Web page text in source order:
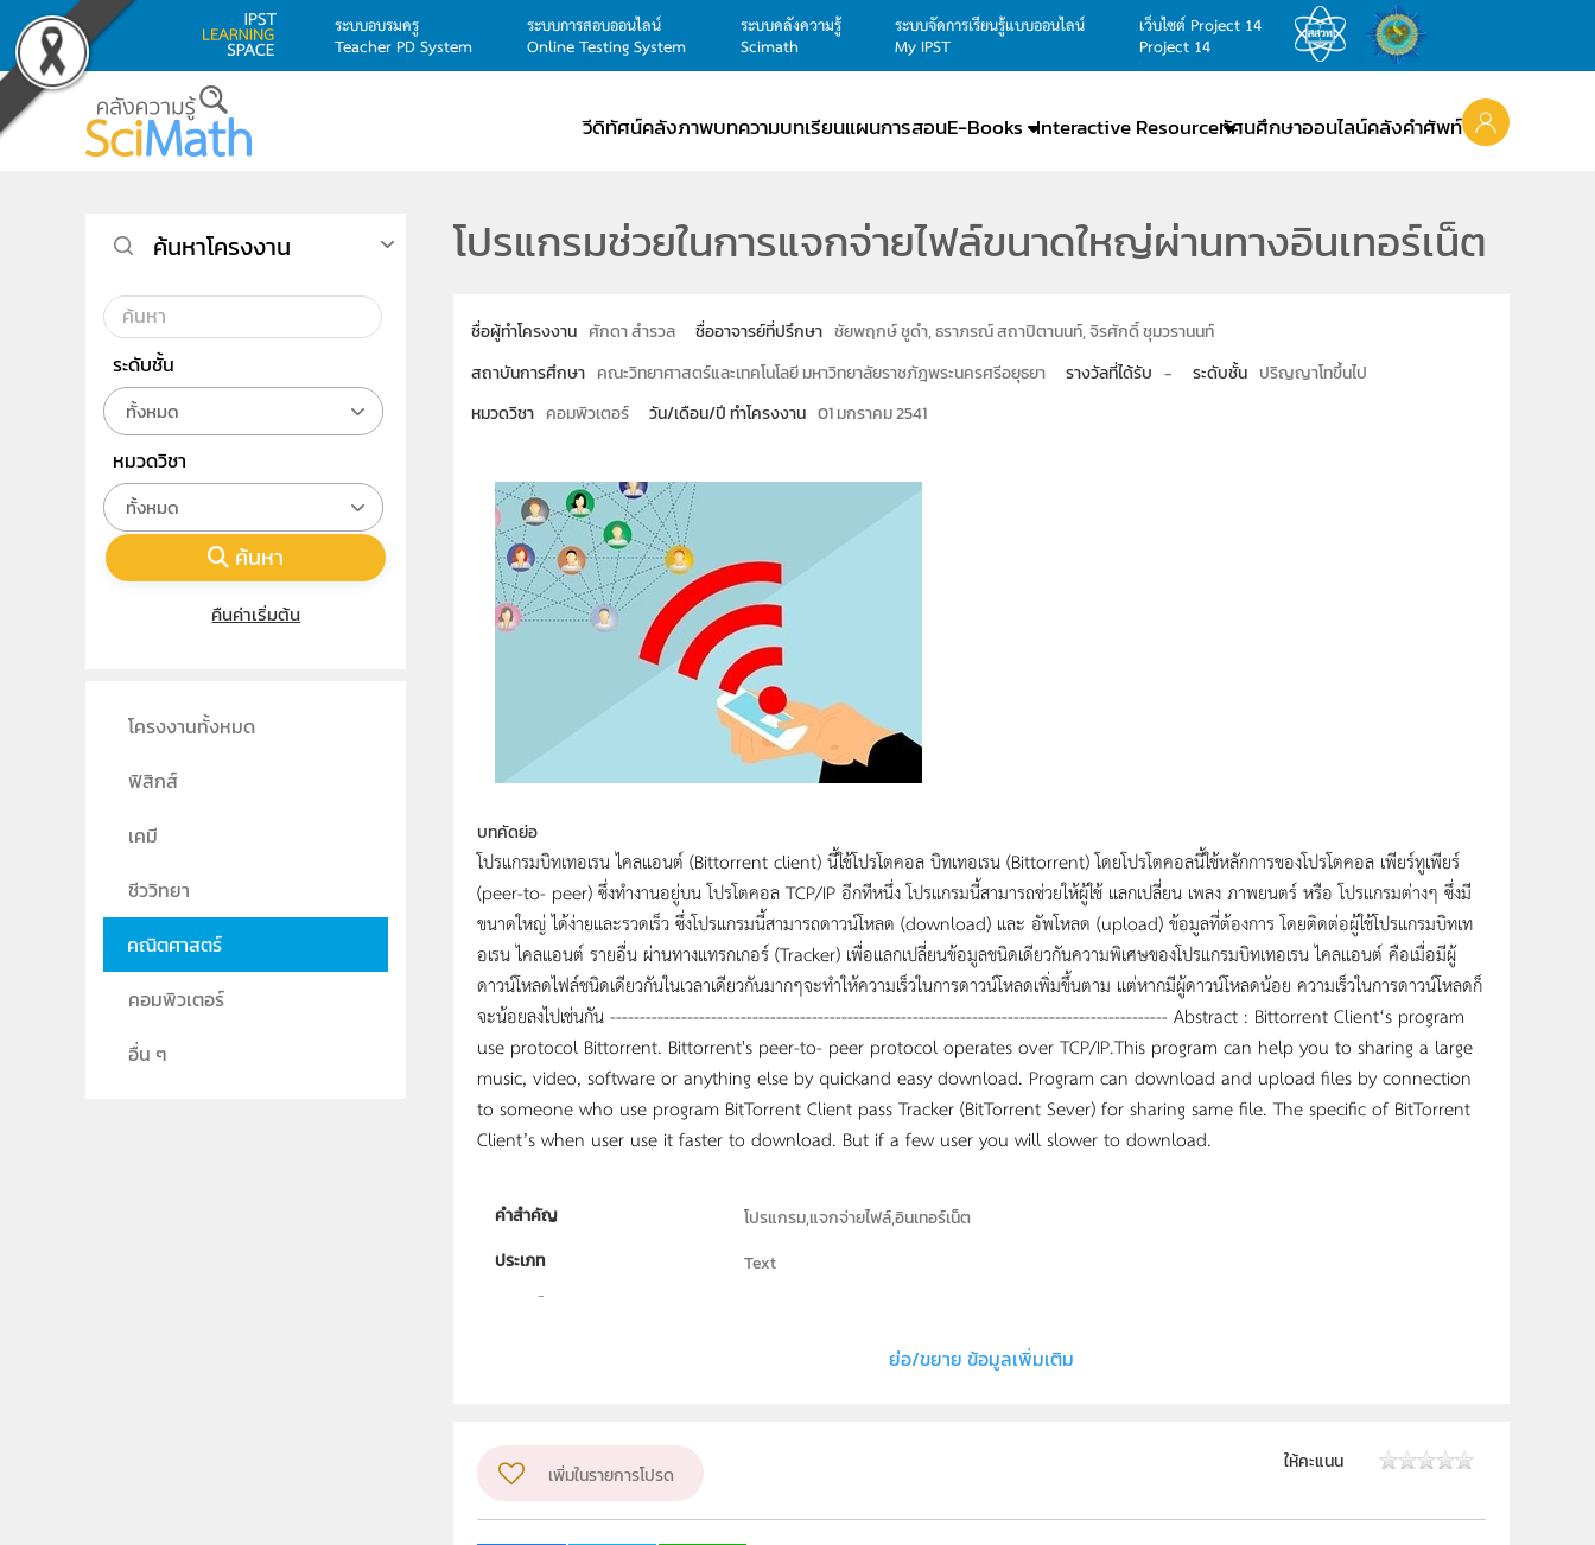
Skip to main content
ระบบอบรมครู
Teacher PD System
ระบบการสอบออนไลน์
Online Testing System
ระบบคลังความรู้
Scimath
ระบบจัดการเรียนรู้แบบออนไลน์
My IPST
เว็บไซต์ Project 14
Project 14
วีดิทัศน์คลังภาพบทความบทเรียนแผนการสอนE-Books Interactive Resourceทัศนศึกษาออนไลน์คลังคำศัพท์
โปรแกรมช่วยในการแจกจ่ายไฟล์ขนาดใหญ่ผ่านทางอินเทอร์เน็ต
ชื่อผู้ทำโครงงาน ศักดา สำรวล ชื่ออาจารย์ที่ปรึกษา ชัยพฤกษ์ ชูดำ, ธราภรณ์ สถาปิตานนท์, จิรศักดิ์ ชุมวรานนท์
สถาบันการศึกษา คณะวิทยาศาสตร์และเทคโนโลยี มหาวิทยาลัยราชภัฎพระนครศรีอยุธยา รางวัลที่ได้รับ - ระดับชั้น ปริญญาโทขึ้นไป
หมวดวิชา คอมพิวเตอร์ วัน/เดือน/ปี ทำโครงงาน 01 มกราคม 2541
บทคัดย่อ
โปรแกรมบิทเทอเรน ไคลแอนต์ (Bittorrent client) นี้ใช้โปรโตคอล บิทเทอเรน (Bittorrent) โดยโปรโตคอลนี้ใช้หลักการของโปรโตคอล เพียร์ทูเพียร์
(peer-to- peer) ซึ่งทำงานอยู่บน โปรโตคอล TCP/IP อีกทีหนึ่ง โปรแกรมนี้สามารถช่วยให้ผู้ใช้ แลกเปลี่ยน เพลง ภาพยนตร์ หรือ โปรแกรมต่างๆ ซึ่งมี
ขนาดใหญ่ ได้ง่ายและรวดเร็ว ซึ่งโปรแกรมนี้สามารถดาวน์โหลด (download) และ อัพโหลด (upload) ข้อมูลที่ต้องการ โดยติดต่อผู้ใช้โปรแกรมบิทเท
อเรน ไคลแอนต์ รายอื่น ผ่านทางแทรกเกอร์ (Tracker) เพื่อแลกเปลี่ยนข้อมูลชนิดเดียวกันความพิเศษของโปรแกรมบิทเทอเรน ไคลแอนต์ คือเมื่อมีผู้
ดาวน์โหลดไฟล์ชนิดเดียวกันในเวลาเดียวกันมากๆจะทำให้ความเร็วในการดาวน์โหลดเพิ่มขึ้นตาม แต่หากมีผู้ดาวน์โหลดน้อย ความเร็วในการดาวน์โหลดก็
จะน้อยลงไปเช่นกัน ---------------------------------------------------------------------------------------------- Abstract : Bittorrent Client‘s program
use protocol Bittorrent. Bittorrent's peer-to- peer protocol operates over TCP/IP.This program can help you to sharing a large
music, video, software or anything else by quickand easy download. Program can download and upload files by connection
to someone who use program BitTorrent Client pass Tracker (BitTorrent Sever) for sharing same file. The specific of BitTorrent
Client’s when user use it faster to download. But if a few user you will slower to download.
คำสำคัญ
โปรแกรม,แจกจ่ายไฟล์,อินเทอร์เน็ต
ประเภท
Text
ย่อ/ขยาย ข้อมูลเพิ่มเติม
เพิ่มในรายการโปรด
ให้คะแนน
ค้นหาโครงงาน
ระดับชั้น
ทั้งหมด
หมวดวิชา
ทั้งหมด
ค้นหา
คืนค่าเริ่มต้น
โครงงานทั้งหมด
ฟิสิกส์
เคมี
ชีววิทยา
คณิตศาสตร์
คอมพิวเตอร์
อื่น ๆ